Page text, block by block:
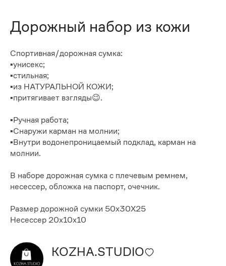
Дорожный набор из кожи
Спортивная/дорожная сумка:
▪️унисекс;
▪️стильная;
▪️из НАТУРАЛЬНОЙ КОЖИ;
▪️притягивает взгляды😉.
▪️Ручная работа;
▪️Снаружи карман на молнии;
▪️Внутри водонепроницаемый подклад, карман на
молнии.
В наборе дорожная сумка с плечевым ремнем,
несессер, обложка на паспорт, очечник.
Размер дорожной сумки 50х30X25
Несессер 20х10х10
KOZHA.STUDIO